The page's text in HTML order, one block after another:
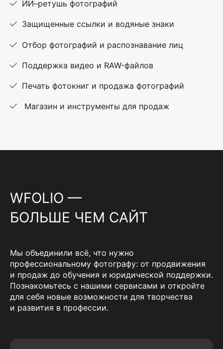
ИИ–ретушь фотографий
Защищенные ссылки и водяные знаки
Отбор фотографий и распознавание лиц
Поддержка видео и RAW-файлов
Печать фотокниг и продажа фотографий
Магазин и инструменты для продаж
WFOLIO —
БОЛЬШЕ ЧЕМ САЙТ
Мы объединили всё, что нужно
профессиональному фотографу: от продвижения
и продаж до обучения и юридической поддержки.
Познакомьтесь с нашими сервисами и откройте
для себя новые возможности для творчества
и развития в профессии.